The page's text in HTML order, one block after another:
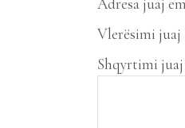
Vlerësimi juaj
Shqyrtimi juaj